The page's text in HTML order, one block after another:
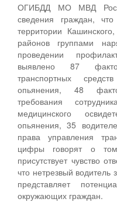
ОГИБДД МО МВД
сведения граждан,
территории
районов группами
проведении
выявлено 87
транспортных
опьянения, 48
требования
медицинского
опьянения, 35
права управления
цифры говорят о
присутствует чувство
что нетрезвый водитель
представляет
окружающих граждан.